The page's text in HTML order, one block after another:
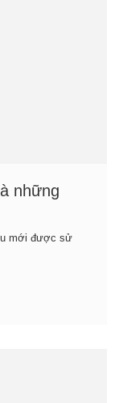
những
mới được sử